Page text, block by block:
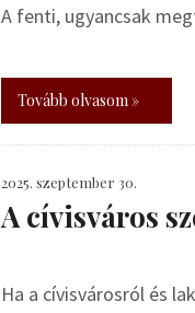
A fenti, ugyancsak
Tovább olvasom »
2025. szeptember 30.
A cívisváros
Ha a cívisvárosról és